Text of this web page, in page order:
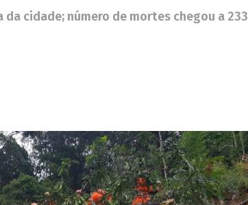
cidade; número de mortes chegou a 233